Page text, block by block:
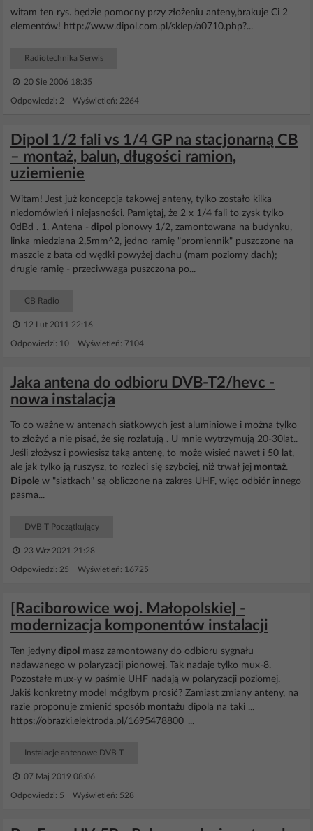
witam ten rys. będzie pomocny przy złożeniu anteny,brakuje Ci 2
elementów! http://www.dipol.com.pl/sklep/a0710.php?...
Radiotechnika Serwis
20 Sie 2006 18:35
Odpowiedzi: 2 Wyświetleń: 2264
Dipol 1/2 fali vs 1/4 GP na stacjonarną CB
– montaż, balun, długości ramion,
uziemienie
Witam! Jest już koncepcja takowej anteny, tylko zostało kilka
niedomówień i niejasności. Pamiętaj, że 2 x 1/4 fali to zysk tylko
0dBd . 1. Antena - dipol pionowy 1/2, zamontowana na budynku,
linka miedziana 2,5mm^2, jedno ramię "promiennik" puszczone na
maszcie z bata od wędki powyżej dachu (mam poziomy dach);
drugie ramię - przeciwwaga puszczona po...
CB Radio
12 Lut 2011 22:16
Odpowiedzi: 10 Wyświetleń: 7104
Jaka antena do odbioru DVB-T2/hevc -
nowa instalacja
To co ważne w antenach siatkowych jest aluminiowe i można tylko
to złożyć a nie pisać, że się rozlatują . U mnie wytrzymują 20-30lat..
Jeśli złożysz i powiesisz taką antenę, to może wisieć nawet i 50 lat,
ale jak tylko ją ruszysz, to rozleci się szybciej, niż trwał jej montaż.
Dipole w "siatkach" są obliczone na zakres UHF, więc odbiór innego
pasma...
DVB-T Początkujący
23 Wrz 2021 21:28
Odpowiedzi: 25 Wyświetleń: 16725
[Raciborowice woj. Małopolskie] -
modernizacja komponentów instalacji
Ten jedyny dipol masz zamontowany do odbioru sygnału
nadawanego w polaryzacji pionowej. Tak nadaje tylko mux-8.
Pozostałe mux-y w paśmie UHF nadają w polaryzacji poziomej.
Jakiś konkretny model mógłbym prosić? Zamiast zmiany anteny, na
razie proponuje zmienić sposób montażu dipola na taki ...
https://obrazki.elektroda.pl/1695478800_...
Instalacje antenowe DVB-T
07 Maj 2019 08:06
Odpowiedzi: 5 Wyświetleń: 528